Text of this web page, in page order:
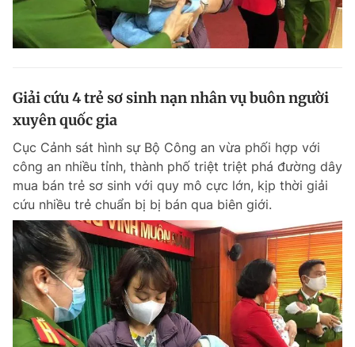
Giải cứu 4 trẻ sơ sinh nạn nhân vụ buôn người
xuyên quốc gia
Cục Cảnh sát hình sự Bộ Công an vừa phối hợp với
công an nhiều tỉnh, thành phố triệt triệt phá đường dây
mua bán trẻ sơ sinh với quy mô cực lớn, kịp thời giải
cứu nhiều trẻ chuẩn bị bị bán qua biên giới.